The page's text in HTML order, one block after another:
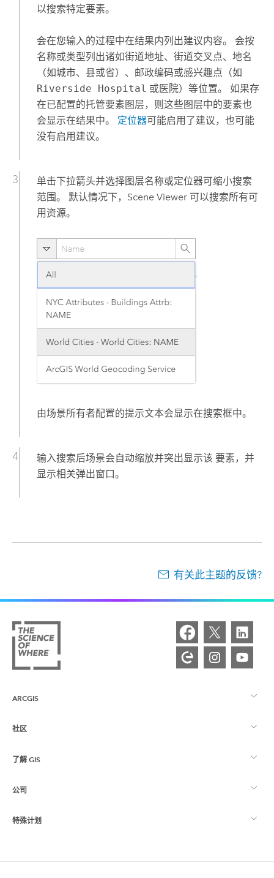
以搜索特定要素。
会在您输入的过程中在结果内列出建议内容。 会按
名称或类型列出诸如街道地址、街道交叉点、地名
（如城市、县或省）、邮政编码或感兴趣点（如
Riverside Hospital 或医院）等位置。 如果存
在已配置的托管要素图层，则这些图层中的要素也
会显示在结果中。 定位器可能启用了建议，也可能
没有启用建议。
单击下拉箭头并选择图层名称或定位器可缩小搜索
范围。 默认情况下， Scene Viewer可以搜索所有可
用资源。
由场景所有者配置的提示文本会显示在搜索框中。
输入搜索后场景会自动缩放并突出显示该 要素，并
显示相关弹出窗口。
有关此主题的反馈?
ARCGIS
ArcGIS 概览
制图
社区
Esri 社区
ArcGIS 博客
用户研究和测试
了解 GIS
什么是 GIS？
位置智能
培训
公司
关于 Esri
特殊计划